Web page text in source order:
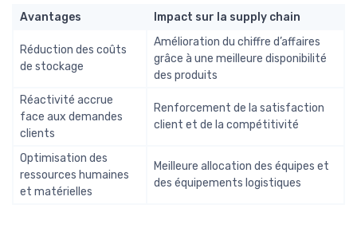
Avantages Impact sur la supply chain
Réduction des coûts
de stockage
Amélioration du chiffre d’affaires
grâce à une meilleure disponibilité
des produits
Réactivité accrue
face aux demandes
clients
Renforcement de la satisfaction
client et de la compétitivité
Optimisation des
ressources humaines
et matérielles
Meilleure allocation des équipes et
des équipements logistiques